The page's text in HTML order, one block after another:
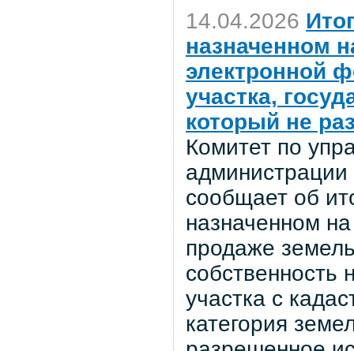
14.04.2026
назначенном
электронной
участка,
который не
Комитет по
администрации
сообщает об
назначенном
продаже
собственность
участка с
категория